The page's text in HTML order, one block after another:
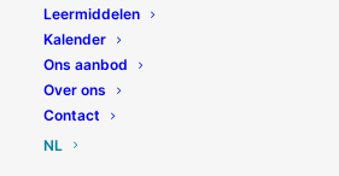
Leermiddelen
Kalender
Ons aanbod
Over ons
Contact
NL